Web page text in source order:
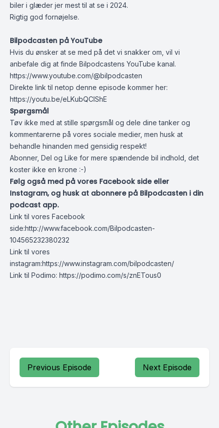
biler i glæder jer mest til at se i 2024.
Rigtig god fornøjelse.
Bilpodcasten på YouTube
Hvis du ønsker at se med på det vi snakker om, vil vi
anbefale dig at finde Bilpodcastens YouTube kanal.
https://www.youtube.com/@bilpodcasten
Direkte link til netop denne episode kommer her:
https://youtu.be/eLKubQClShE
Spørgsmål
Tøv ikke med at stille spørgsmål og dele dine tanker og
kommentarerne på vores sociale medier, men husk at
behandle hinanden med gensidig respekt!
Abonner, Del og Like for mere spændende bil indhold, det
koster ikke en krone :-)
Følg også med på vores Facebook side eller
Instagram, og husk at abonnere på Bilpodcasten i din
podcast app.
Link til vores Facebook
side:http://www.facebook.com/Bilpodcasten-
104565232380232
Link til vores
instagram:https://www.instagram.com/bilpodcasten/
Link til Podimo: https://podimo.com/s/znETous0
Previous Episode Next Episode